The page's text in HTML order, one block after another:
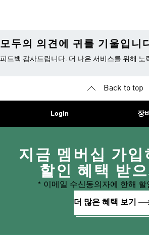
모두의 의견에 귀를 기울입니
피드백 감사드립니다. 더 나은 서비스를 위해 노
Back to top
Login 장
지금 멤버십 가입
할인 혜택 받
* 이메일 수신동의자에 한해 할
더 많은 혜택 보기